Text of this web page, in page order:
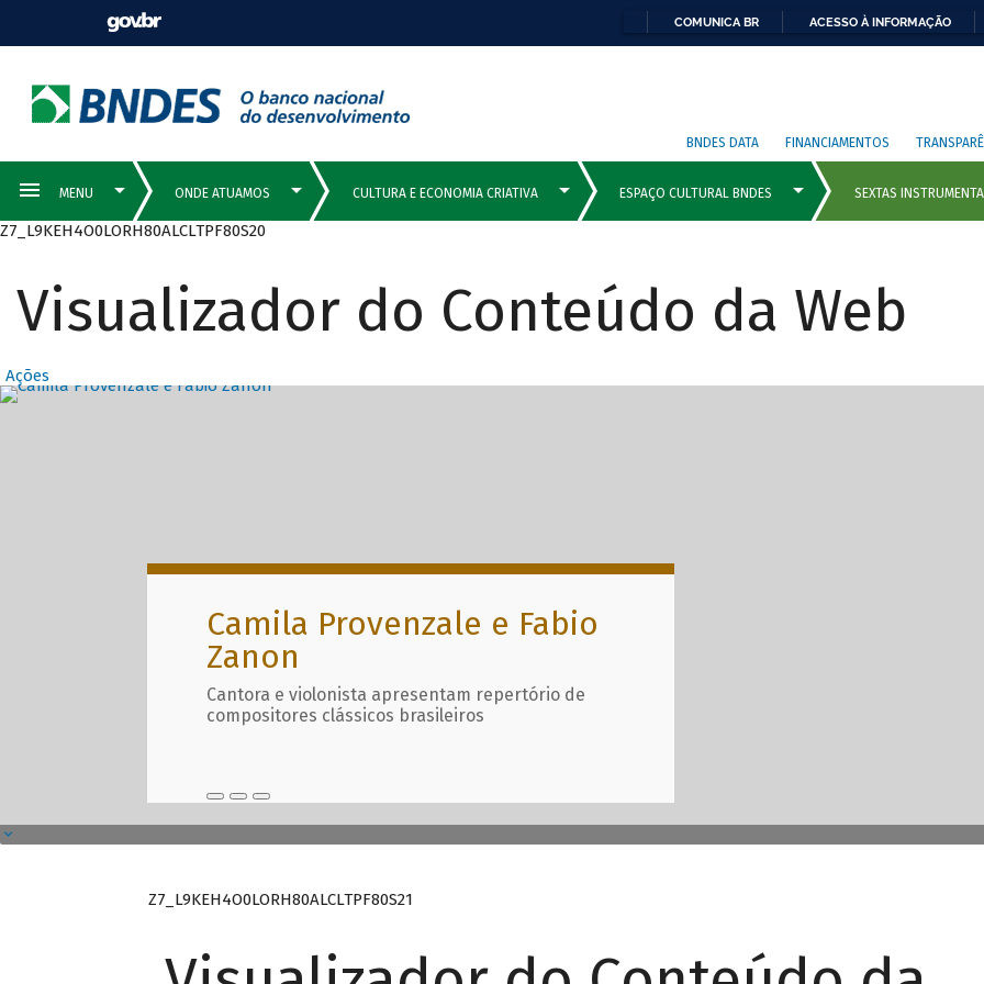
COMUNICA BR ACESSO À INFORMAÇÃO
BNDES DATA FINANCIAMENTOS
Z7_L9KEH4O0LORH80ALCLTPF80S20
Visualizador do Conteúdo da Web
Ações
Destaques Principais com
Camila Provenzale e Fabio
Zanon
Cantora e violonista apresentam repertório de
compositores clássicos brasileiros
Z7_L9KEH4O0LORH80ALCLTPF80S21